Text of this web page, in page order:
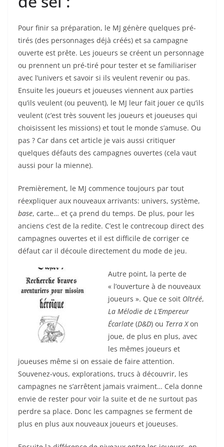
Pour finir sa préparation, le MJ génère quelques pré-
tirés (des personnages déjà créés) et sa campagne
ouverte est prête. Les joueurs se créent un personnage
ou prennent un pré-tiré pour tester et se familiariser
avec l’univers et savoir si ils veulent revenir ou pas.
Ensuite les joueurs et joueuses viennent aux parties
qu’ils veulent (ou peuvent), le MJ leur fait jouer ce qu’ils
veulent (c’est très souvent les joueurs et joueuses qui
choisissent les missions) et tout le monde s’amuse. Ou
pas ? Car dans cet article je vais aussi critiquer
quelques défauts des campagnes ouvertes (cela vaut
aussi pour la mienne).
Premièrement, le MJ commence toujours par tout
réexpliquer aux nouveaux arrivants: univers, système,
base, carte… et ça prend du temps. De plus, pour les
anciens c’est de la redite. C’est le contrecoup direct des
campagnes ouvertes et il est difficile de corriger ce
défaut car il découle directement du mode de jeu.
Autre point, la perte de
« l’ouverture à de nouveaux
joueurs ». Que ce soit Oltréé,
La Mélodie de L’Empereur
Écarlate (D&D) ou Terra Xon
joue, de plus en plus, avec
les mêmes joueurs et
joueuses même si on essaie de faire attention.
Souvenez-vous, explorations, trucs à découvrir, les
campagnes ne s’arrêtent jamais vraiment… Cela donne
envie de rester pour voir la suite et de ne surtout pas
perdre sa place. Donc les campagnes se ferment de
plus en plus aux nouveaux joueurs et joueuses.